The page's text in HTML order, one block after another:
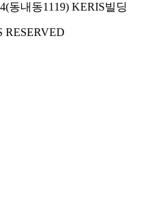
동내동1119) KERIS빌딩
RESERVED